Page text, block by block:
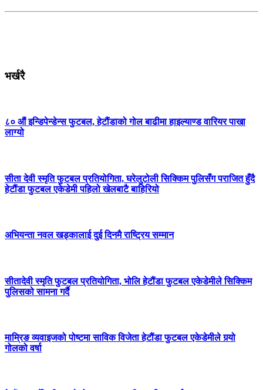
भर्खरै
८० औं इन्डिपेन्डेन्स फुटबल, हेटौंडाको गोल बाढीमा हाइल्याण्ड वारियर पाखा
लाग्यो
सीता देवी स्मृति फुटबल प्रतियोगिता, घरेलुटोली सिक्किम पुलिसँग पराजित हुँदै
हेटौंडा फुटबल एकेडेमी पहिलो खेलबाटै बाहिरियो
अभियन्ता नवल खड्कालाई दुई दिनमै राष्ट्रिय सम्मान
सीतादेवी स्मृति फुटबल प्रतियोगिता, भोलि हेटौंडा फुटबल एकेडेमीले सिक्किम
पुलिसको सामना गर्दै
माम्रिङ व्यवाइजको पोष्टमा साविक विजेता हेटौंडा फुटबल एकेडेमीले गर्‍यो
गोलको वर्षा